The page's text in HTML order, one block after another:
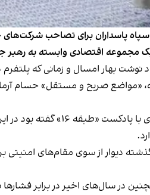
پاسداران برای تصاحب
مجموعه اقتصادی وابسته به
«مواضع صریح و مستقل» حسام
آرماندهی سال گذشته
دیوار از سوی مقام‌های
در سال‌های اخیر در برابر